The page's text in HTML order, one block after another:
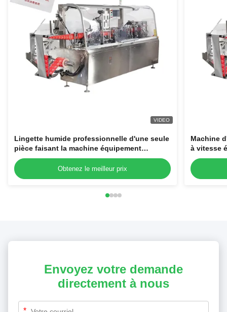
VIDEO
Lingette humide professionnelle d'une seule
pièce faisant la machine équipement
d'emballage de tissu de cachetage de quatre
côtés
Obtenez le meilleur prix
Machine
à vitesse
Envoyez votre demande
directement à nous